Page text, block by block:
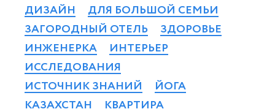
ДИЗАЙН
ДЛЯ БОЛЬШОЙ СЕМЬИ
ЗАГОРОДНЫЙ ОТЕЛЬ
ЗДОРОВЬЕ
ИНЖЕНЕРКА
ИНТЕРЬЕР
ИССЛЕДОВАНИЯ
ИСТОЧНИК ЗНАНИЙ
ЙОГА
КАЗАХСТАН
КВАРТИРА